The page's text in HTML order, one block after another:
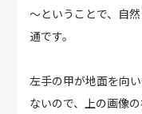
～ということで、自
通です。
左手の甲が地面を向
ないので、上の画像